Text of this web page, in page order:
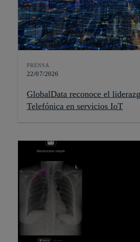
PRENSA
22/07/2026
GlobalData reconoce el
Telefónica en servicios IoT